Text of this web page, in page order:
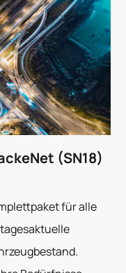
(SN18)
für alle